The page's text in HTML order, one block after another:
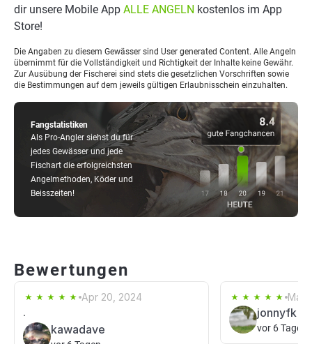
Fangstatistiken
Als Pro-Angler siehst du für
jedes Gewässer und jede
Fischart die erfolgreichsten
Angelmethoden, Köder und
Beisszeiten!
dir unsere Mobile App ALLE ANGELN kostenlos im App
Store!
Die Angaben zu diesem Gewässer sind User generated Content. Alle Angeln
übernimmt für die Vollständigkeit und Richtigkeit der Inhalte keine Gewähr.
Zur Ausübung der Fischerei sind stets die gesetzlichen Vorschriften sowie
die Bestimmungen auf dem jeweils gültigen Erlaubnisschein einzuhalten.
Bewertungen
Apr 20, 2024
.
kawadave
Mar
jonnyfk
vor 6 Tagen